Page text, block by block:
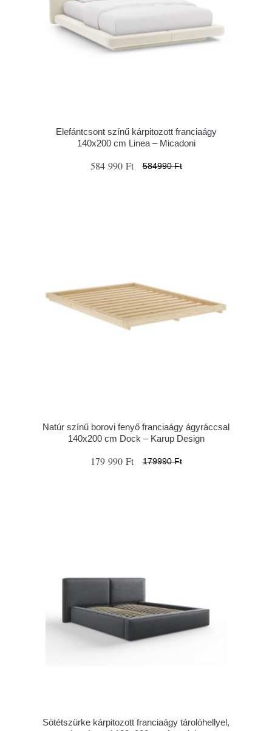
Elefántcsont színű kárpitozott franciaágy
140x200 cm Linea – Micadoni
584 990 Ft 584990 Ft
Natúr színű borovi fenyő franciaágy ágyráccsal
140x200 cm Dock – Karup Design
179 990 Ft 179990 Ft
Sötétszürke kárpitozott franciaágy tárolóhellyel,